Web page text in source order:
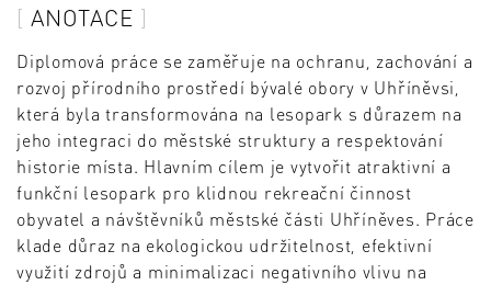
ANOTACE
Diplomová práce se zaměřuje na ochranu, zachování a
rozvoj přírodního prostředí bývalé obory v Uhříněvsi,
která byla transformována na lesopark s důrazem na
jeho integraci do městské struktury a respektování
historie místa. Hlavním cílem je vytvořit atraktivní a
funkční lesopark pro klidnou rekreační činnost
obyvatel a návštěvníků městské části Uhříněves. Práce
klade důraz na ekologickou udržitelnost, efektivní
využití zdrojů a minimalizaci negativního vlivu na